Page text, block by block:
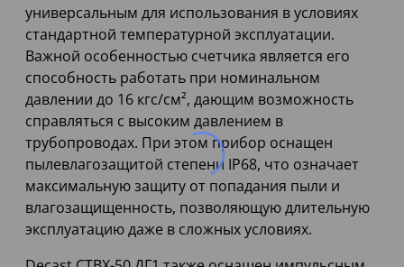
универсальным для использования в условиях
стандартной температурной эксплуатации.
Важной особенностью счетчика является его
способность работать при номинальном
давлении до 16 кгс/см², дающим возможность
справляться с высоким давлением в
трубопроводах. При этом прибор оснащен
пылевлагозащитой степени IP68, что означает
максимальную защиту от попадания пыли и
влагозащищенность, позволяющую длительную
эксплуатацию даже в сложных условиях.